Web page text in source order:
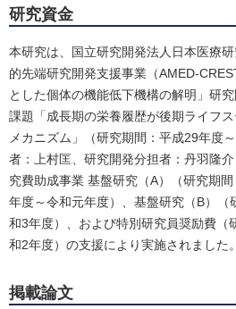
研究資金
本研究は、国立研究開発法人日本医療
的先端研究開発支援事業（AMED-
とした個体の機能低下機構の解明」研
課題「成長期の栄養履歴が後期ライフ
メカニズム」（研究期間：平成29年度
者：上村匡、研究開発分担者：丹羽隆
究費助成事業 基盤研究（A）（研究期
年度～令和元年度）、基盤研究（B）（
和3年度）、および特別研究員奨励費（
和2年度）の支援により実施されました。
掲載論文